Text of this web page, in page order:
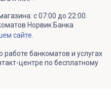
с 07:00 до 22:00.
Норвик Банка
сайте
банкоматов и услугах
центре по бесплатному